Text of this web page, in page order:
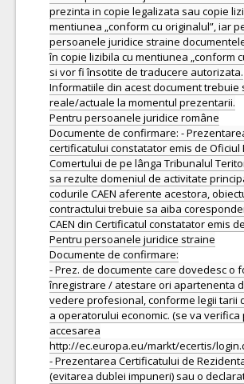
prezinta in copie legalizata sau copie
mentiunea „conform cu originalul”, iar
persoanele juridice straine
în copie lizibila cu mentiunea „conform
si vor fi însotite de traducere autorizata.
Informatiile din acest document trebuie
reale/actuale la momentul prezentarii.
Pentru persoanele juridice române
Documente de confirmare: -
certificatului constatator emis de Oficiul
Comertului de pe lânga Tribunalul
sa rezulte domeniul de activitate
codurile CAEN aferente acestora,
contractului trebuie sa aiba
CAEN din Certificatul constatator emis
Pentru persoanele juridice straine
Documente de confirmare:
- Prez. de documente care dovedesc o
înregistrare / atestare ori apartenenta
vedere profesional, conforme legii tarii
a operatorului economic. (se va verifica
accesarea
http://ec.europa.eu/markt/ecertis/
- Prezentarea Certificatului de
(evitarea dublei impuneri) sau o